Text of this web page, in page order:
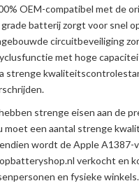
OEM-compatibel met de
batterij zorgt voor snel
circuitbeveiliging
met hoge
strenge
strenge eisen aan de
moet een aantal strenge
wordt deApple A1387-
verkocht en
en fysieke winkels.